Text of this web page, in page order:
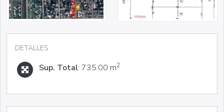
DETALLES
Sup. Total: 735.00 m2